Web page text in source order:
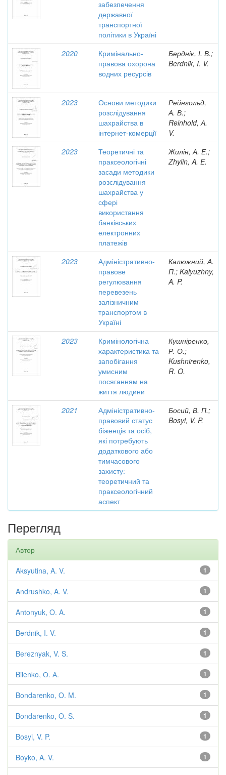
забезпечення
державної
транспортної
політики в Україні
2020
Кримінально-
правова охорона
водних ресурсів
Берднік, І. В.;
Berdnik, I. V.
2023
Основи методики
розслідування
шахрайства в
інтернет-комерції
Рейнгольд,
А. В.;
Reinhold, А.
V.
2023
Теоретичні та
праксеологічні
засади методики
розслідування
шахрайства у
сфері
використання
банківських
електронних
платежів
Жилін, А. Е.;
Zhylin, A. E.
2023
Адміністративно-
правове
регулювання
перевезень
залізничним
транспортом в
Україні
Калюжний, А.
П.; Kalyuzhny,
A. P.
2023
Кримінологічна
характеристика та
запобігання
умисним
посяганням на
життя людини
Кушніренко,
Р. О.;
Kushnirenko,
R. O.
2021
Адміністративно-
правовий статус
біженців та осіб,
які потребують
додаткового або
тимчасового
захисту:
теоретичний та
праксеологічний
аспект
Босий, В. П.;
Bosyi, V. P.
Перегляд
Автор
1
Aksyutina, A. V.
1
Andrushko, A. V.
1
Antonyuk, O. A.
1
Berdnik, I. V.
1
Bereznyak, V. S.
1
Bilenko, О. А.
1
Bondarenko, O. M.
1
Bondarenko, O. S.
1
Bosyi, V. P.
1
Boyko, A. V.